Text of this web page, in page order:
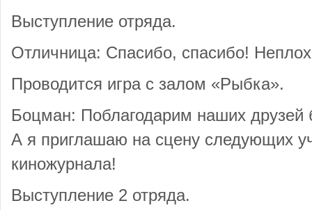
Выступление отряда.
Отличница: Спасибо, спасибо!
Проводится игра с залом «Рыбка».
Боцман: Поблагодарим наших
А я приглашаю на сцену следующих
киножурнала!
Выступление 2 отряда.